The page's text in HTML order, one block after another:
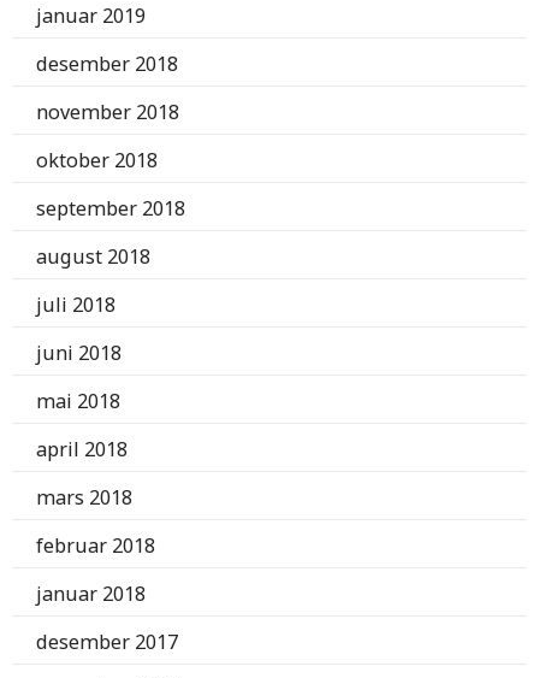
januar 2019
desember 2018
november 2018
oktober 2018
september 2018
august 2018
juli 2018
juni 2018
mai 2018
april 2018
mars 2018
februar 2018
januar 2018
desember 2017